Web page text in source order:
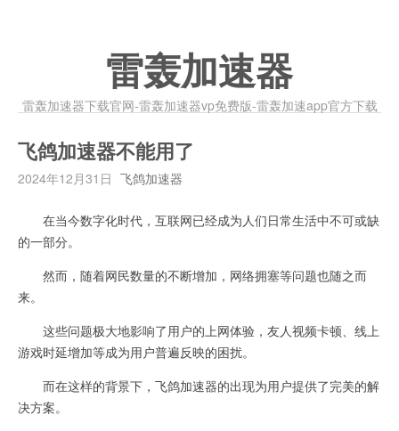
雷轰加速器
雷轰加速器下载官网-雷轰加速器vp免费版-雷轰加速app官方下载
飞鸽加速器不能用了
2024年12月31日 飞鸽加速器
在当今数字化时代，互联网已经成为人们日常生活中不可或缺
的一部分。
然而，随着网民数量的不断增加，网络拥塞等问题也随之而
来。
这些问题极大地影响了用户的上网体验，友人视频卡顿、线上
游戏时延增加等成为用户普遍反映的困扰。
而在这样的背景下，飞鸽加速器的出现为用户提供了完美的解
决方案。